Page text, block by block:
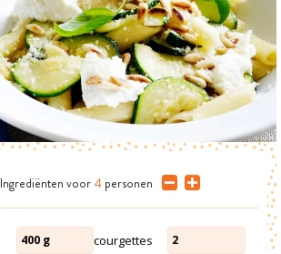
Ingrediënten voor 4 personen
400 g courgettes 2